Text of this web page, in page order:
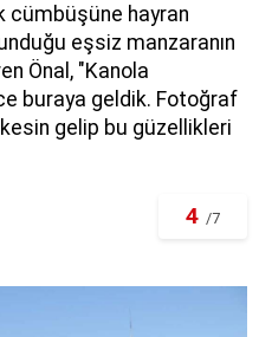
cümbüşüne hayran
eşsiz manzaranın
Önal, "Kanola
buraya geldik. Fotoğraf
gelip bu güzellikleri
4 /7